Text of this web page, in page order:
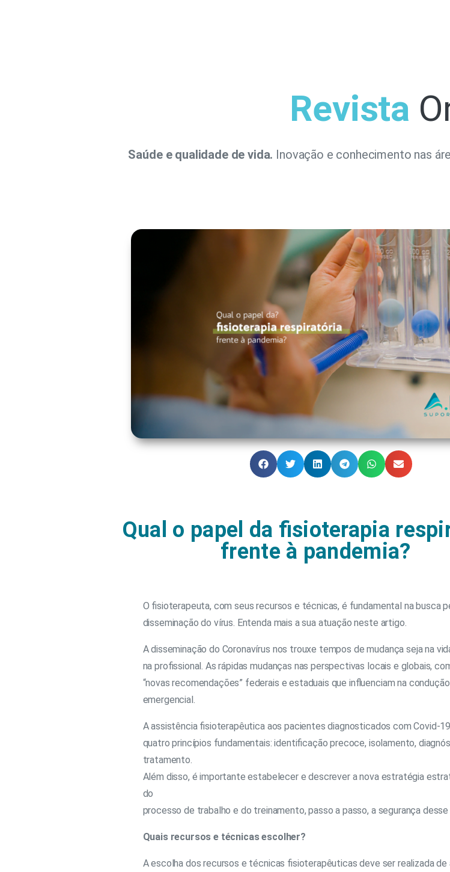
Revista
Saúde e qualidade de vida. Inovação e conhecimento nas
Qual o papel da fisioterapia
frente à pandemia?
O fisioterapeuta, com seus recursos e técnicas, é fundamental na busca
disseminação do vírus. Entenda mais a sua atuação neste artigo.
A disseminação do Coronavírus nos trouxe tempos de mudança seja na
na profissional. As rápidas mudanças nas perspectivas locais e globais,
“novas recomendações” federais e estaduais que influenciam na
emergencial.
A assistência fisioterapêutica aos pacientes diagnosticados com Covid-
quatro princípios fundamentais: identificação precoce, isolamento,
tratamento.
Além disso, é importante estabelecer e descrever a nova estratégia
do
processo de trabalho e do treinamento, passo a passo, a segurança
Quais recursos e técnicas escolher?
A escolha dos recursos e técnicas fisioterapêuticas deve ser realizada de